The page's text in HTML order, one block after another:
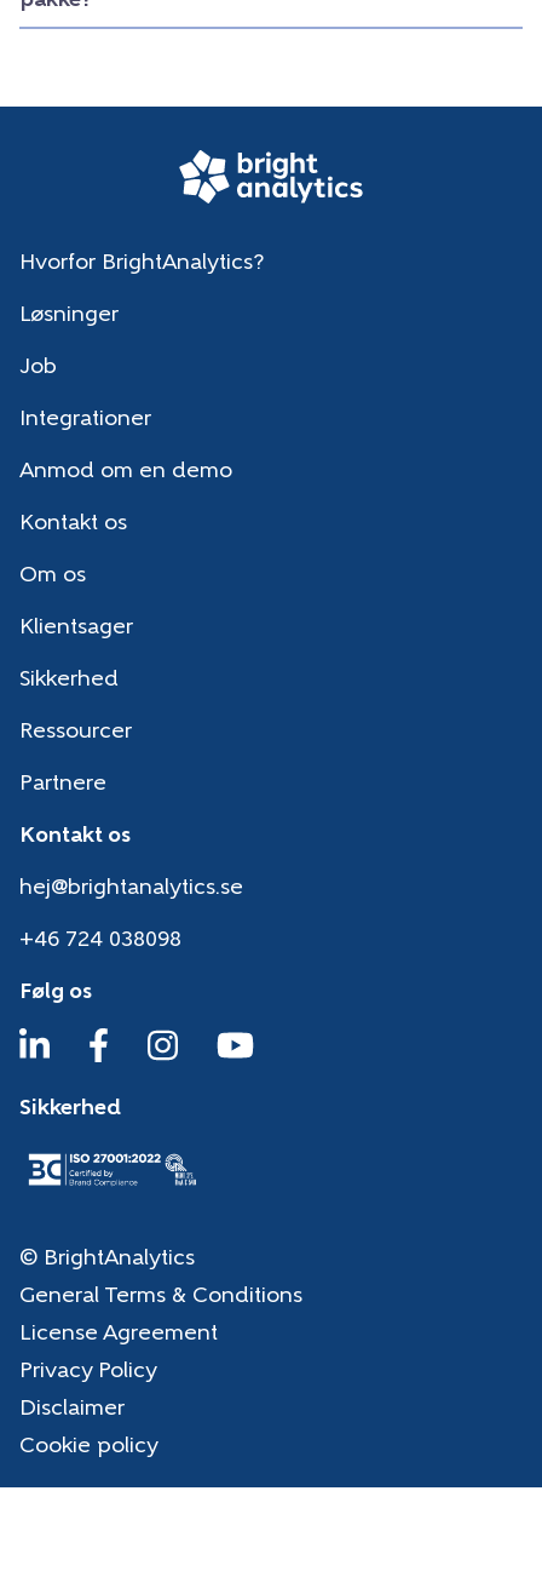
Hvorfor BrightAnalytics?
Løsninger
Job
Integrationer
Anmod om en demo
Kontakt os
Om os
Klientsager
Sikkerhed
Ressourcer
Partnere
Kontakt os
hej@brightanalytics.se
+46 724 038098
Følg os
Sikkerhed
© BrightAnalytics
General Terms & Conditions
License Agreement
Privacy Policy
Disclaimer
Cookie policy